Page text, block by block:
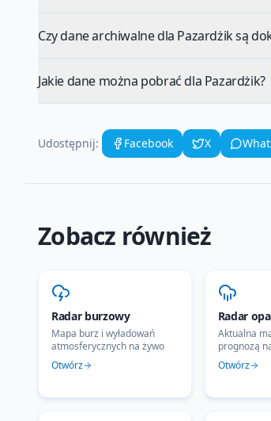
Czy dane archiwalne dla Pazardżik są
Jakie dane można pobrać dla Pazardżik?
Udostępnij: Facebook X
Zobacz również
Radar burzowy
Mapa burz i wyładowań
atmosferycznych na żywo
Otwórz
Radar
Aktualna
prognozą
Otwórz